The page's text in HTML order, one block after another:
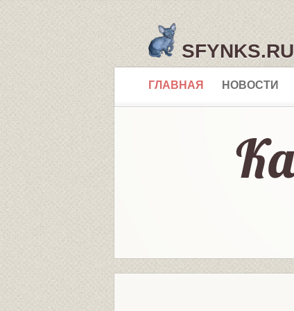
SFYNKS.RU
ГЛАВНАЯ НОВОСТИ